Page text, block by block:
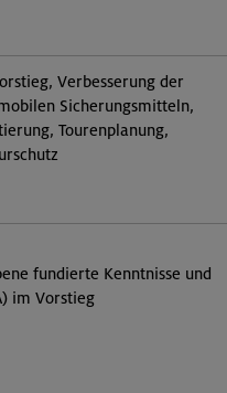
Verbesserung der
Sicherungsmitteln,
Tourenplanung,
fundierte Kenntnisse und
im Vorstieg